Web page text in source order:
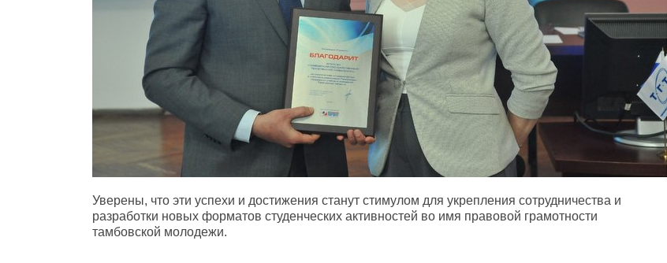
Уверены, что эти успехи и достижения станут стимулом для укрепления сотрудничества и
разработки новых форматов студенческих активностей во имя правовой грамотности
тамбовской молодежи.